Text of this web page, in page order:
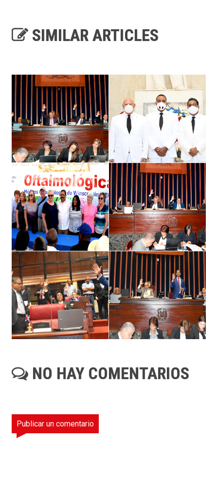
SIMILAR ARTICLES
NO HAY COMENTARIOS
Publicar un comentario